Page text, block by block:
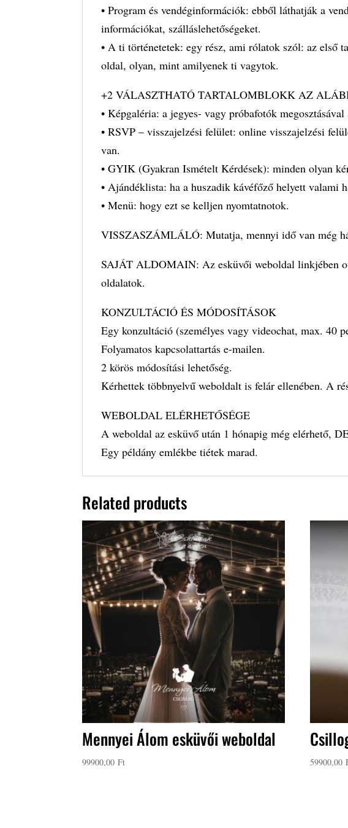
• Program és vendéginformációk: ebből láthatják a
információkat, szálláslehetőségeket.
• A ti történetetek: egy rész, ami rólatok szól: az első
oldal, olyan, mint amilyenek ti vagytok.
+2 VÁLASZTHATÓ TARTALOMBLOKK AZ
• Képgaléria: a jegyes- vagy próbafotók
• RSVP – visszajelzési felület: online visszajelzési
van.
• GYIK (Gyakran Ismételt Kérdések): minden olyan
• Ajándéklista: ha a huszadik kávéfőző helyett valami
• Menü: hogy ezt se kelljen nyomtatnotok.
VISSZASZÁMLÁLÓ: Mutatja, mennyi idő van még
SAJÁT ALDOMAIN: Az esküvői weboldal linkjében
oldalatok.
KONZULTÁCIÓ ÉS MÓDOSÍTÁSOK
Egy konzultáció (személyes vagy videochat, max. 40
Folyamatos kapcsolattartás e-mailen.
2 körös módosítási lehetőség.
Kérhettek többnyelvű weboldalt is felár ellenében. A
WEBOLDAL ELÉRHETŐSÉGE
A weboldal az esküvő után 1 hónapig még elérhető,
Egy példány emlékbe tiétek marad.
Related products
Mennyei Álom esküvői weboldal
99900,00Ft 59900,00